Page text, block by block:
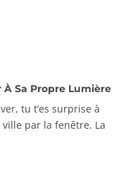
À Sa Propre Lumière
tu t’es surprise à
par la fenêtre. La